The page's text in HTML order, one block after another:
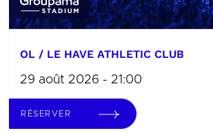
OL / LE HAVE ATHLETIC CLUB
29 août 2026 - 21:00
RÉSERVER